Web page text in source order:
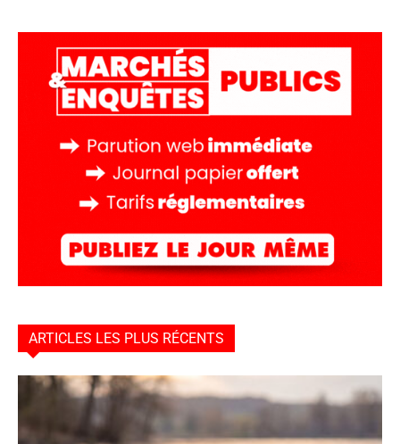
ARTICLES LES PLUS RÉCENTS